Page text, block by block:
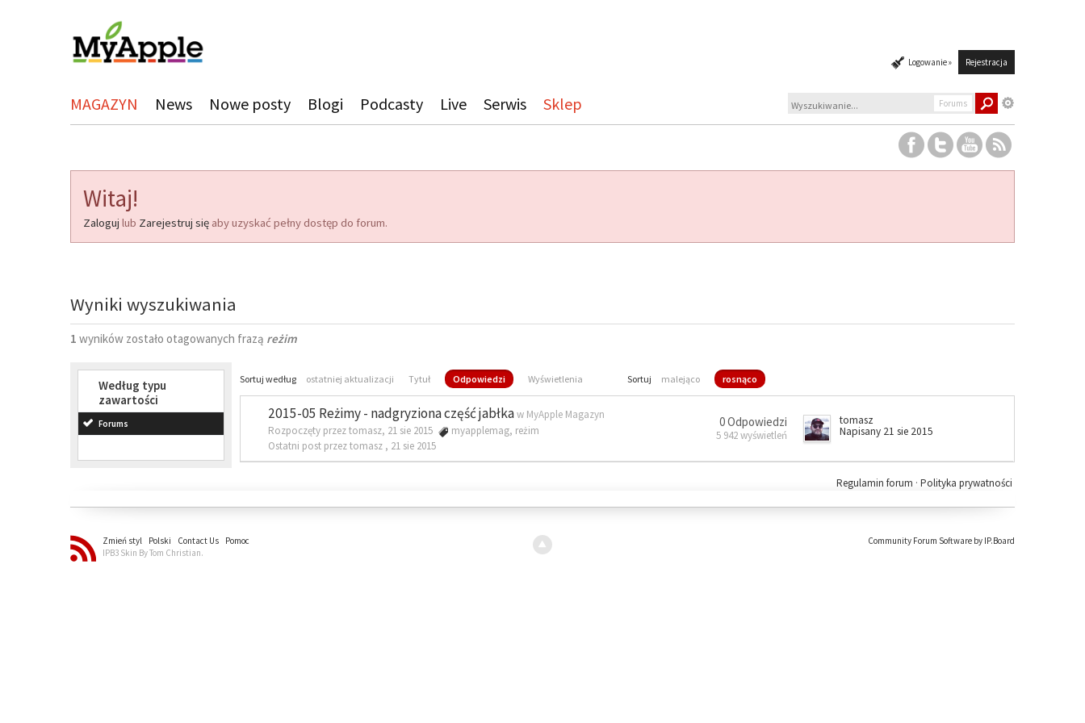
Logowanie » Rejestracja
MAGAZYN News Nowe posty Blogi Podcasty Live Serwis Sklep Forums
Witaj!
Zaloguj lub Zarejestruj się aby uzyskać pełny dostęp do forum.
Wyniki wyszukiwania
1 wyników zostało otagowanych frazą reżim
Według typu
zawartości
Forums
Sortuj według ostatniej aktualizacji Tytuł Odpowiedzi Wyświetlenia Sortuj malejąco rosnąco
2015-05 Reżimy - nadgryziona część jabłkaw MyApple Magazyn
Rozpoczęty przez tomasz, 21 sie 2015
myapplemag, reżim
Ostatni post przez tomasz , 21 sie 2015
0 Odpowiedzi
5 942 wyświetleń
tomasz
Napisany 21 sie 2015
Polityka prywatności
Regulamin forum ·
Zmień styl Polski Contact Us
Pomoc
IPB3 Skin By Tom Christian.
Community Forum Software by IP.Board